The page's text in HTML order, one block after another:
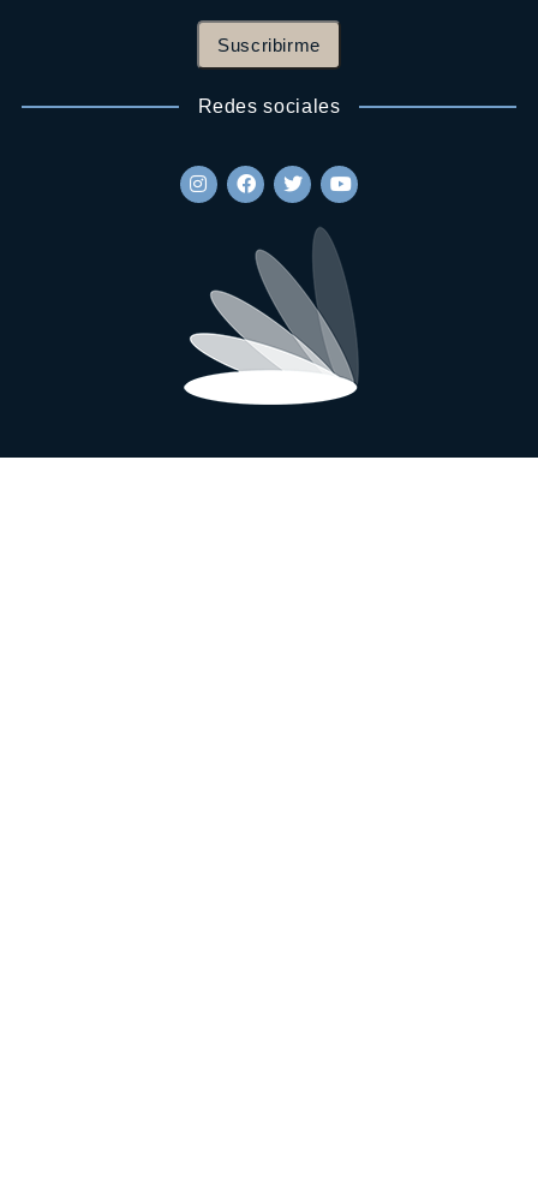
Suscribirme
Redes sociales